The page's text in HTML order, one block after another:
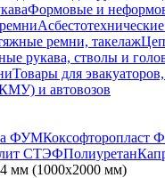
Формовые и
ремни, такелаж
рукава, стволы и
Товары для
и автовозов
ФУМКоксофторопласт
СТЭФПолиуретан
мм (1000х2000 мм)